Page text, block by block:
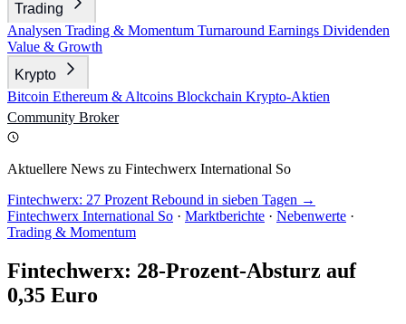
Trading
Analysen Trading & Momentum Turnaround Earnings Dividenden
Value & Growth
Krypto
Bitcoin Ethereum & Altcoins Blockchain Krypto-Aktien
Community Broker
Aktuellere News zu Fintechwerx International So
Fintechwerx: 27 Prozent Rebound in sieben Tagen →
Fintechwerx International So · Marktberichte · Nebenwerte ·
Trading & Momentum
Fintechwerx: 28-Prozent-Absturz auf
0,35 Euro